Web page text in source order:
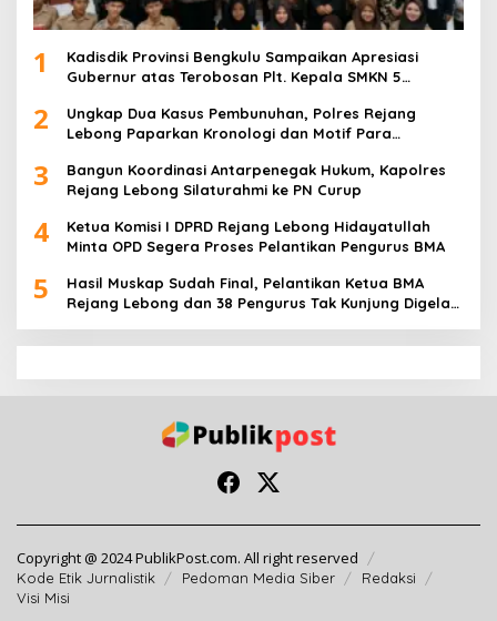
1
Kadisdik Provinsi Bengkulu Sampaikan Apresiasi
Gubernur atas Terobosan Plt. Kepala SMKN 5
2
Ungkap Dua Kasus Pembunuhan, Polres Rejang
Lebong Paparkan Kronologi dan Motif Para
3
Bangun Koordinasi Antarpenegak Hukum, Kapolres
Rejang Lebong Silaturahmi ke PN Curup
4
Ketua Komisi I DPRD Rejang Lebong Hidayatullah
Minta OPD Segera Proses Pelantikan Pengurus BMA
5
Hasil Muskap Sudah Final, Pelantikan Ketua BMA
Rejang Lebong dan 38 Pengurus Tak Kunjung Digelar,
Copyright @ 2024 PublikPost.com. All right reserved
Kode Etik Jurnalistik Pedoman Media Siber
Redaksi
Visi Misi